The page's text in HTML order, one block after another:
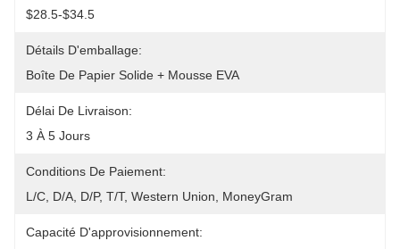
$28.5-$34.5
Détails D'emballage:
Boîte De Papier Solide + Mousse EVA
Délai De Livraison:
3 À 5 Jours
Conditions De Paiement:
L/C, D/A, D/P, T/T, Western Union, MoneyGram
Capacité D'approvisionnement: